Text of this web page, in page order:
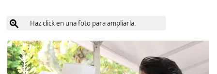
Haz click en una foto para ampliarla.